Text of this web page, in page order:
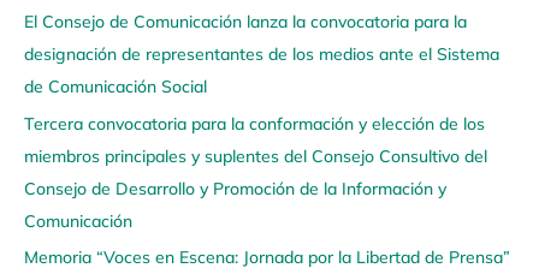
El Consejo de Comunicación lanza la convocatoria para la
designación de representantes de los medios ante el Sistema
de Comunicación Social
Tercera convocatoria para la conformación y elección de los
miembros principales y suplentes del Consejo Consultivo del
Consejo de Desarrollo y Promoción de la Información y
Comunicación
Memoria “Voces en Escena: Jornada por la Libertad de Prensa”
q
u
í